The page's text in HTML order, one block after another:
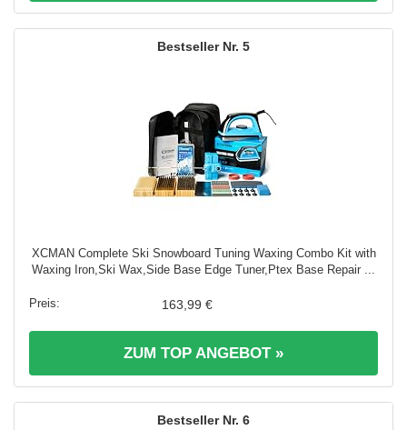
5
XCMAN Complete Ski Snowboard Tuning Waxing Combo Kit with
Waxing Iron,Ski Wax,Side Base Edge Tuner,Ptex Base Repair ...
163,99 €
ZUM TOP ANGEBOT »
6